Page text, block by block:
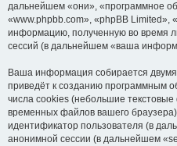
дальнейшем «они», «программное
«www.phpbb.com», «phpBB Limited»,
информацию, полученную во время
сессий (в дальнейшем «ваша
Ваша информация собирается
приведёт к созданию программным
числа cookies (небольшие
временных файлов вашего
идентификатор пользователя (в
анонимной сессии (в дальнейшем